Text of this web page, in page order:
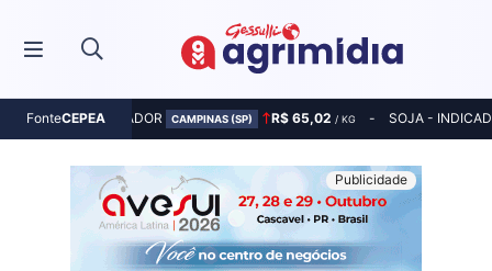
FonteCEPEA
MILHO - INDICADOR CAMPINAS (SP) R$ 65,02 / KG SOJA -